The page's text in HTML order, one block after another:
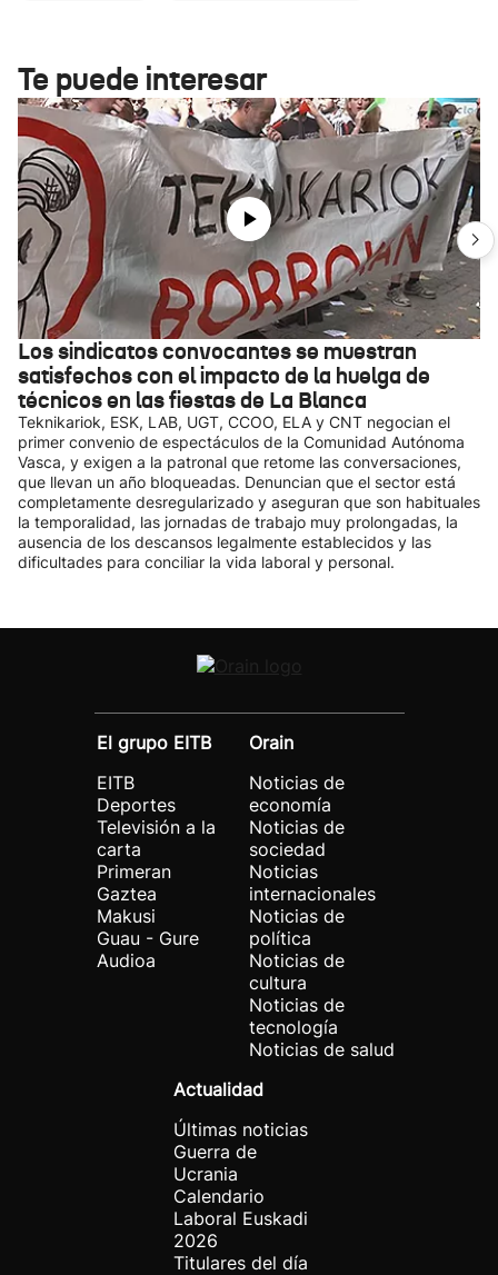
Te puede interesar
Los sindicatos convocantes se muestran
satisfechos con el impacto de la huelga de
técnicos en las fiestas de La Blanca
Teknikariok, ESK, LAB, UGT, CCOO, ELA y CNT negocian el
primer convenio de espectáculos de la Comunidad Autónoma
Vasca, y exigen a la patronal que retome las conversaciones,
que llevan un año bloqueadas. Denuncian que el sector está
completamente desregularizado y aseguran que son habituales
la temporalidad, las jornadas de trabajo muy prolongadas, la
ausencia de los descansos legalmente establecidos y las
dificultades para conciliar la vida laboral y personal.
El grupo EITB
EITB
Deportes
Televisión a la
carta
Primeran
Gaztea
Makusi
Guau - Gure
Audioa
Orain
Noticias de
economía
Noticias de
sociedad
Noticias
internacionales
Noticias de
política
Noticias de
cultura
Noticias de
tecnología
Noticias de salud
Actualidad
Últimas noticias
Guerra de
Ucrania
Calendario
Laboral Euskadi
2026
Titulares del día